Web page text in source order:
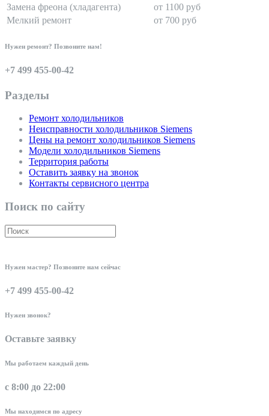
Замена фреона (хладагента)
от 1100 руб
Мелкий ремонт
от 700 руб
Нужен ремонт? Позвоните нам!
+7 499 455-00-42
Разделы
Ремонт холодильников
Неисправности холодильников Siemens
Цены на ремонт холодильников Siemens
Модели холодильников Siemens
Территория работы
Оставить заявку на звонок
Контакты сервисного центра
Поиск по сайту
Нужен мастер? Позвоните нам сейчас
+7 499 455-00-42
Нужен звонок?
Оставьте заявку
Мы работаем каждый день
с 8:00 до 22:00
Мы находимся по адресу